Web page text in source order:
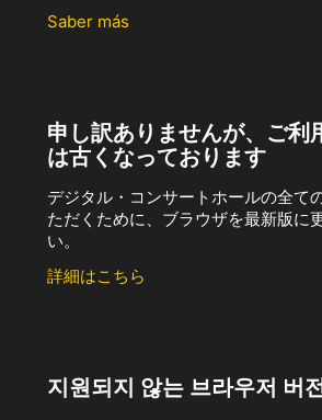
Saber más
申し訳ありませんが、ご利
は古くなっております
デジタル・コンサートホールの全て
ただくために、ブラウザを最新版に
い。
詳細はこちら
지원되지 않는 브라우저 버